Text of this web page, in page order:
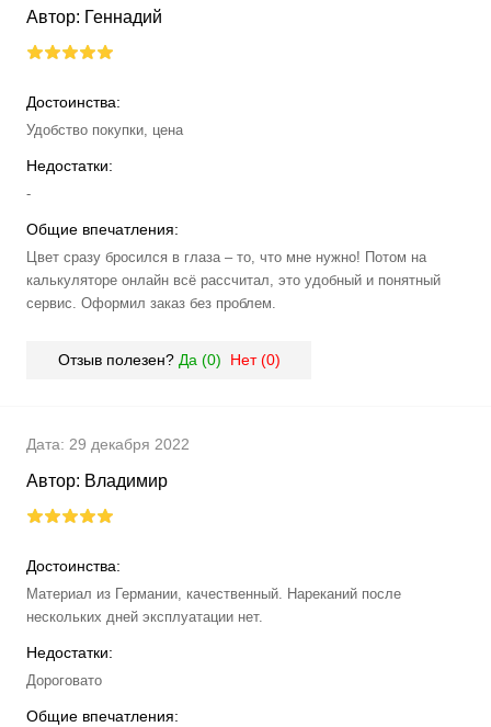
Автор: Геннадий
Достоинства:
Удобство покупки, цена
Недостатки:
-
Общие впечатления:
Цвет сразу бросился в глаза – то, что мне нужно! Потом на
калькуляторе онлайн всё рассчитал, это удобный и понятный
сервис. Оформил заказ без проблем.
Отзыв полезен? Да (0) Нет (0)
Дата: 29 декабря 2022
Автор: Владимир
Достоинства:
Материал из Германии, качественный. Нареканий после
нескольких дней эксплуатации нет.
Недостатки:
Дороговато
Общие впечатления: